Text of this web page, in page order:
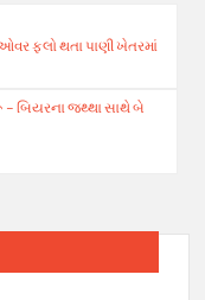
ફ્લો થતા પાણી ખેતરમાં
– બિયરના જથ્થા સાથે બે